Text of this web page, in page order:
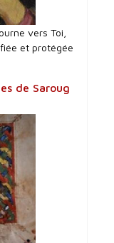
vers Toi,
et protégée
de Saroug